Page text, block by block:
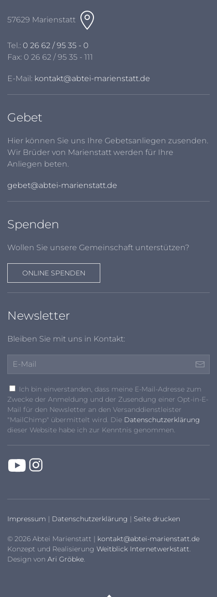
57629 Marienstatt
Tel.: 0 26 62 / 95 35 - 0
Fax: 0 26 62 / 95 35 - 111
E-Mail: kontakt@abtei-marienstatt.de
Gebet
Hier können Sie uns Ihre Gebetsanliegen zusenden.
Wir Brüder von Marienstatt werden für Ihre
Anliegen beten.
gebet@abtei-marienstatt.de
Spenden
Wollen Sie unsere Gemeinschaft unterstützen?
ONLINE SPENDEN
Newsletter
Bleiben Sie mit uns in Kontakt:
Ich bin einverstanden, dass meine E-Mail-Adresse zum
Zwecke der Anmeldung und der Zusendung einer Opt-in-E-
Mail für den Newsletter an den Versanddienstleister
"MailChimp" übermittelt wird. Die Datenschutzerklärung
dieser Website habe ich zur Kenntnis genommen.
Impressum | Datenschutzerklärung | Seite drucken
© 2026 Abtei Marienstatt | kontakt@abtei-marienstatt.de
Konzept und Realisierung Weitblick Internetwerkstatt.
Design von Ari Gröbke.